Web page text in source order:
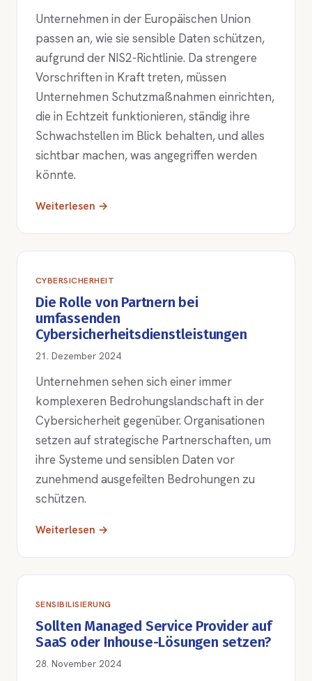
Unternehmen in der Europäischen Union
passen an, wie sie sensible Daten schützen,
aufgrund der NIS2-Richtlinie. Da strengere
Vorschriften in Kraft treten, müssen
Unternehmen Schutzmaßnahmen einrichten,
die in Echtzeit funktionieren, ständig ihre
Schwachstellen im Blick behalten, und alles
sichtbar machen, was angegriffen werden
könnte.
Weiterlesen →
CYBERSICHERHEIT
Die Rolle von Partnern bei
umfassenden
Cybersicherheitsdienstleistungen
21. Dezember 2024
Unternehmen sehen sich einer immer
komplexeren Bedrohungslandschaft in der
Cybersicherheit gegenüber. Organisationen
setzen auf strategische Partnerschaften, um
ihre Systeme und sensiblen Daten vor
zunehmend ausgefeilten Bedrohungen zu
schützen.
Weiterlesen →
SENSIBILISIERUNG
Sollten Managed Service Provider auf
SaaS oder Inhouse-Lösungen setzen?
28. November 2024